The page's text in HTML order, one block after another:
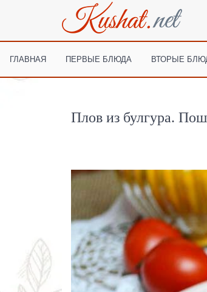
ГЛАВНАЯ ПЕРВЫЕ БЛЮДА ВТОРЫЕ
Плов из булгура.